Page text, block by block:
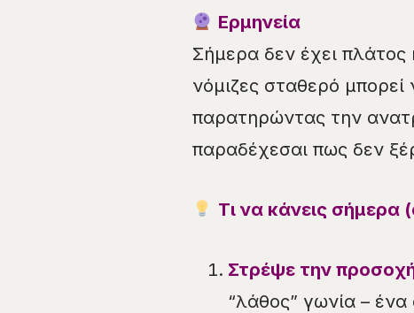
Ερμηνεία
Σήμερα δεν έχει πλάτος
νόμιζες σταθερό μπορεί
παρατηρώντας την
παραδέχεσαι πως δεν
Τι να κάνεις σήμερα
Στρέψε την
“λάθος” γωνία – ένα